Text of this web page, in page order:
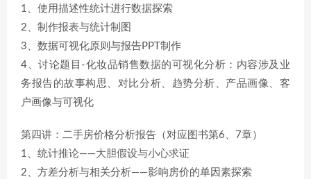
1、使用描述性统计进行数据探索
2、制作报表与统计制图
3、数据可视化原则与报告PPT制作
4、讨论题目-化妆品销售数据的可视化分析：内容涉及业
务报告的故事构思、对比分析、趋势分析、产品画像、客
户画像与可视化
第四讲：二手房价格分析报告（对应图书第6、7章）
1、统计推论——大胆假设与小心求证
2、方差分析与相关分析——影响房价的单因素探索